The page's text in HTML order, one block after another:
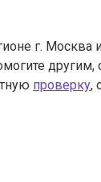
г.
проверку,